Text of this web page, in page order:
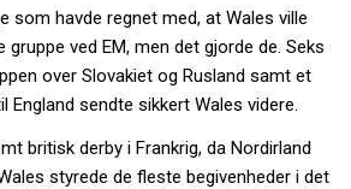
som havde regnet med, at Wales ville
gruppe ved EM, men det gjorde de. Seks
over Slovakiet og Rusland samt et
England sendte sikkert Wales videre.
britisk derby i Frankrig, da Nordirland
styrede de fleste begivenheder i det